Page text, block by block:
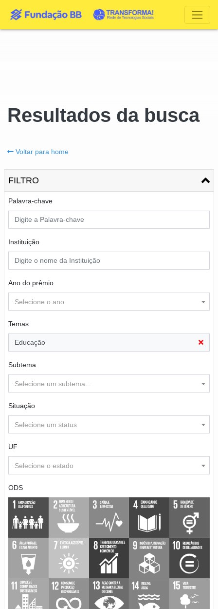
Resultados da busca
Voltar para home
FILTRO
Palavra-chave
Instituição
Ano do prêmio
Selecione o ano
Temas
Educação
Subtema
Selecione um subtema...
Situação
Selecione um status
UF
Selecione o estado
ODS